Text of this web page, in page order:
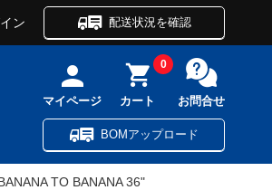
ン 配送状況を確認
マイページ カート
0
お問合せ
BOMアップロード
TO BANANA 36"